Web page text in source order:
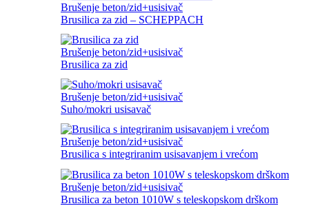
Brušenje beton/zid+usisivač
Brusilica za zid – SCHEPPACH
Brušenje beton/zid+usisivač
Brusilica za zid
Brušenje beton/zid+usisivač
Suho/mokri usisavač
Brušenje beton/zid+usisivač
Brusilica s integriranim usisavanjem i vrećom
Brušenje beton/zid+usisivač
Brusilica za beton 1010W s teleskopskom drškom